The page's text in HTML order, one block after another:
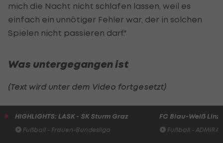
mich die Nacht nicht schlafen lassen, weil es
einfach ein unnötiger Fehler war, der in solchen
Spielen nicht passieren darf."
Was untergegangen ist
(Text wird unter dem Video fortgesetzt)
HIGHLIGHTS: LASK - SK Sturm Graz
Fußball - Frauen-Bundesliga
FC Blau-Weiß Linz
Fußball -